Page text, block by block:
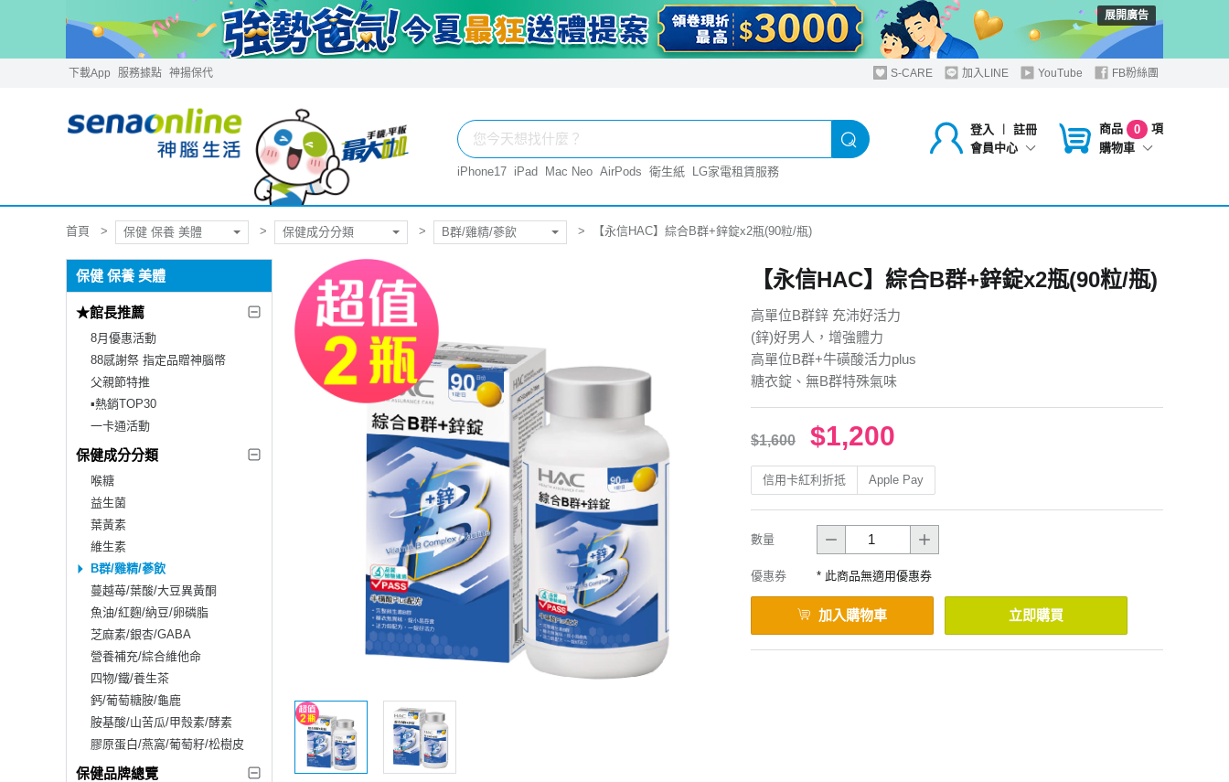
展開廣告
下載App 服務據點 神揚保代 S-CARE 加入LINE YouTube FB粉絲團
登入 ︱
註冊
會員中心
商品 0
項
購物車
iPhone17 iPad Mac Neo AirPods 衛生紙 LG家電租賃服務
首頁 保健 保養 美體 保健成分分類 B群/雞精/蔘飲 【永信HAC】綜合B群+鋅錠x2瓶(90粒/瓶)
保健 保養 美體
★館長推薦
8月優惠活動
88感謝祭 指定品贈神腦幣
父親節特推
▪︎熱銷TOP30
一卡通活動
保健成分分類
喉糖
益生菌
葉黃素
維生素
B群/雞精/蔘飲
蔓越苺/葉酸/大豆異黃酮
魚油/紅麴/納豆/卵磷脂
芝麻素/銀杏/GABA
營養補充/綜合維他命
四物/鐵/養生茶
鈣/葡萄糖胺/龜鹿
胺基酸/山苦瓜/甲殼素/酵素
膠原蛋白/燕窩/葡萄籽/松樹皮
保健品牌總覽
【永信HAC】綜合B群+鋅錠x2瓶(90粒/瓶)
高單位B群鋅 充沛好活力
(鋅)好男人，增強體力
高單位B群+牛磺酸活力plus
糖衣錠、無B群特殊氣味
$1,600 $1,200
信用卡紅利折抵 Apple Pay
數量
優惠券 * 此商品無適用優惠券
加入購物車 立即購買